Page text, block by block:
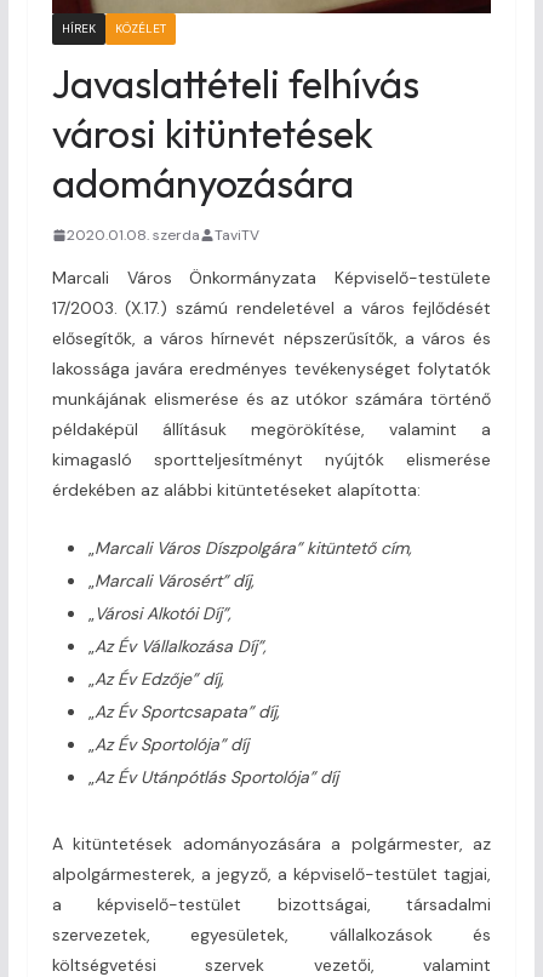
HÍREK KÖZÉLET
Javaslattételi felhívás
városi kitüntetések
adományozására
2020.01.08. szerda TaviTV
Marcali Város Önkormányzata Képviselő-testülete
17/2003. (X.17.) számú rendeletével a város fejlődését
elősegítők, a város hírnevét népszerűsítők, a város és
lakossága javára eredményes tevékenységet folytatók
munkájának elismerése és az utókor számára történő
példaképül állításuk megörökítése, valamint a
kimagasló sportteljesítményt nyújtók elismerése
érdekében az alábbi kitüntetéseket alapította:
„Marcali Város Díszpolgára” kitüntető cím,
„Marcali Városért” díj,
„Városi Alkotói Díj”,
„Az Év Vállalkozása Díj”,
„Az Év Edzője” díj,
„Az Év Sportcsapata” díj,
„Az Év Sportolója” díj
„Az Év Utánpótlás Sportolója” díj
A kitüntetések adományozására a polgármester, az
alpolgármesterek, a jegyző, a képviselő-testület tagjai,
a képviselő-testület bizottságai, társadalmi
szervezetek, egyesületek, vállalkozások és
költségvetési szervek vezetői, valamint